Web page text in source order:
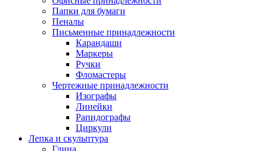
Папки для бумаги
Пеналы
Письменные принадлежности
Карандаши
Маркеры
Ручки
Фломастеры
Чертежные принадлежности
Изографы
Линейки
Рапидографы
Циркули
Лепка и скульптура
Глина